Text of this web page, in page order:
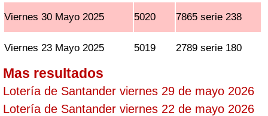
Viernes 30 Mayo 2025 5020 7865 serie 238
Viernes 23 Mayo 2025 5019 2789 serie 180
Mas resultados
Lotería de Santander viernes 29 de mayo 2026
Lotería de Santander viernes 22 de mayo 2026